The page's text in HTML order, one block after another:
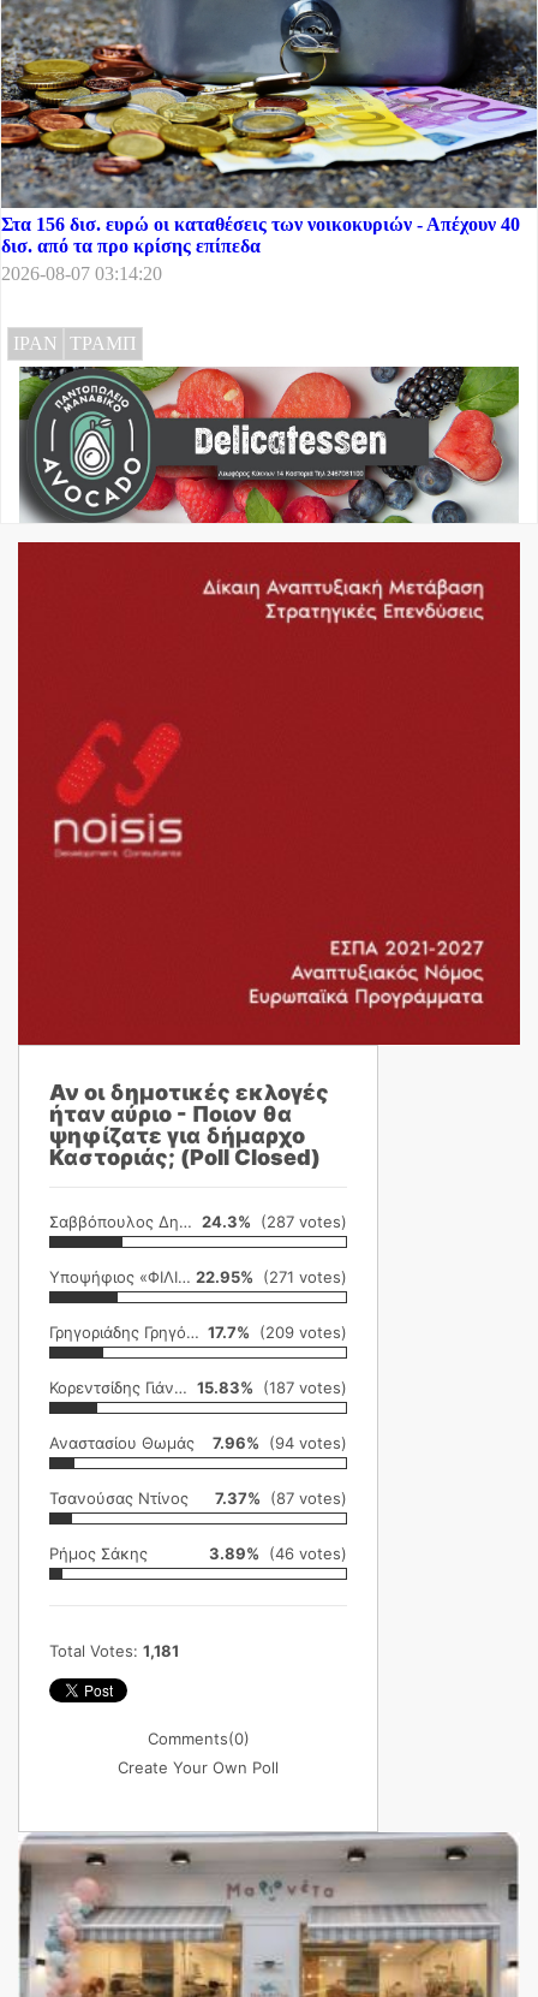
Στα 156 δισ. ευρώ οι καταθέσεις των νοικοκυριών - Απέχουν 40
δισ. από τα προ κρίσης επίπεδα
2026-08-07 03:14:20
ΙΡΑΝ ΤΡΑΜΠ
Αν οι δημοτικές εκλογές
ήταν αύριο - Ποιον θα
ψηφίζατε για δήμαρχο
Καστοριάς; (Poll Closed)
Σαββόπουλος Δημήτρης 24.3% (287 votes)
Υποψήφιος «ΦΙΛΙΚΗ ΕΤΑΙΡΕΙΑ» 22.95% (271 votes)
Γρηγοριάδης Γρηγόρης 17.7% (209 votes)
Κορεντσίδης Γιάννης 15.83% (187 votes)
Αναστασίου Θωμάς 7.96% (94 votes)
Τσανούσας Ντίνος 7.37% (87 votes)
Ρήμος Σάκης 3.89% (46 votes)
Total Votes: 1,181
Comments(0)
Create Your Own Poll